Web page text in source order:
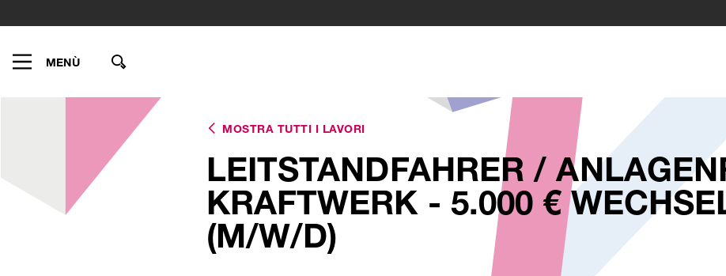
MENÙ
MOSTRA TUTTI I LAVORI
LEITSTANDFAHRER /
KRAFTWERK - 5.000 €
(M/W/D)